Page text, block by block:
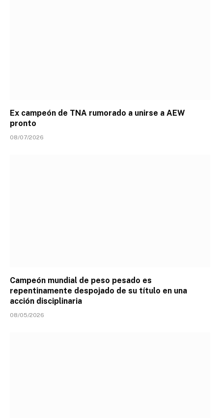
Ex campeón de TNA rumorado a unirse a AEW
pronto
08/07/2026
Campeón mundial de peso pesado es
repentinamente despojado de su título en una
acción disciplinaria
08/05/2026